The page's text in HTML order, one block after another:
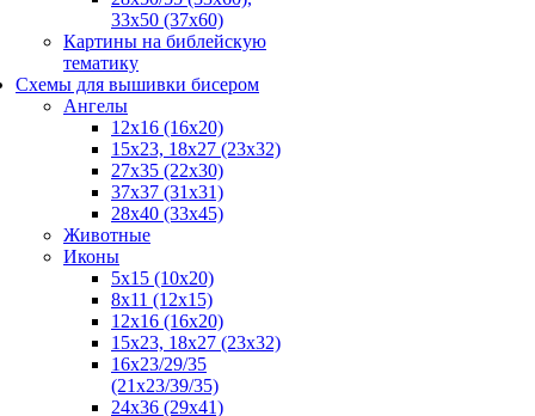
33x50 (37x60)
Картины на библейскую
тематику
Схемы для вышивки бисером
Ангелы
12х16 (16х20)
15x23, 18х27 (23х32)
27х35 (22х30)
37x37 (31x31)
28х40 (33х45)
Животные
Иконы
5x15 (10х20)
8x11 (12х15)
12x16 (16х20)
15x23, 18х27 (23х32)
16х23/29/35
(21х23/39/35)
24x36 (29х41)